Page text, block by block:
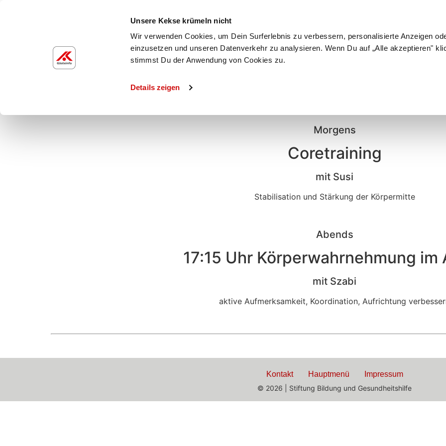
Unsere Kekse krümeln nicht
Wir verwenden Cookies, um Dein Surferlebnis zu verbessern, personalisierte Anzeigen
einzusetzen und unseren Datenverkehr zu analysieren. Wenn Du auf „Alle akzeptieren"
stimmst Du der Anwendung von Cookies zu.
Details zeigen
Freizeit_2025.01.15
Morgens
Coretraining
mit Susi
Stabilisation und Stärkung der Körpermitte
Abends
17:15 Uhr Körperwahrnehmung im
mit Szabi
aktive Aufmerksamkeit, Koordination, Aufrichtung
Kontakt Hauptmenü
Impressum
© 2026 | Stiftung Bildung und Gesundheitshilfe